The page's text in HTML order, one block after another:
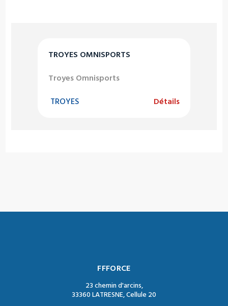
TROYES OMNISPORTS
Troyes Omnisports
TROYES Détails
FFFORCE
23 chemin d'arcins,
33360 LATRESNE, Cellule 20